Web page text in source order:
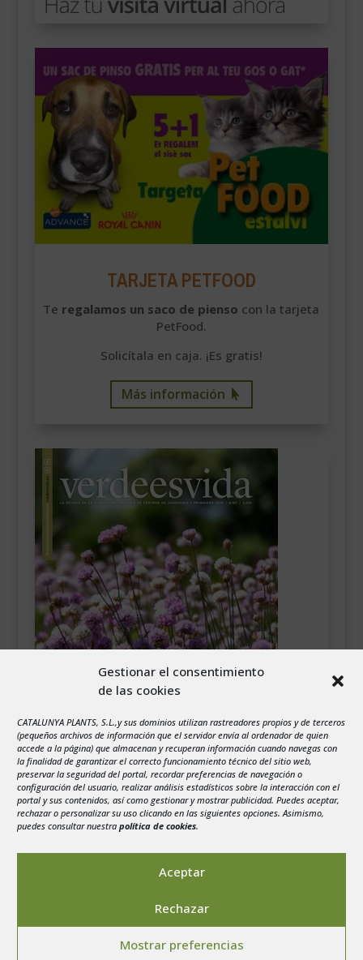
Gestionar el consentimiento
de las cookies
CATALUNYA PLANTS, S.L.,y sus dominios utilizan rastreadores propios y de terceros
(pequeños archivos de información que el servidor envía al ordenador de quien
accede a la página) que almacenan y recuperan información cuando navegas con
la finalidad de garantizar el correcto funcionamiento técnico del sitio web,
preservar la seguridad del portal, recordar preferencias de navegación o
configuración del usuario, realizar análisis estadísticos sobre la interacción con el
portal y sus contenidos, así como gestionar y mostrar publicidad. Puedes aceptar,
rechazar o personalizar su uso clicando en las siguientes opciones. Asimismo,
puedes consultar nuestra política de cookies.
Aceptar
Rechazar
Mostrar preferencias
TARJETA PETFOOD
Te regalamos un saco de pienso con la tarjeta
PetFood.
Solicítala en caja. ¡Es gratis!
Más información
Descargar
Política de privacidad